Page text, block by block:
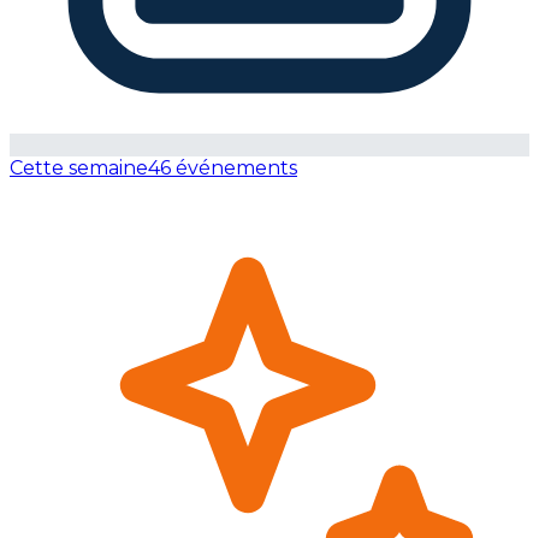
Cette semaine46 événements